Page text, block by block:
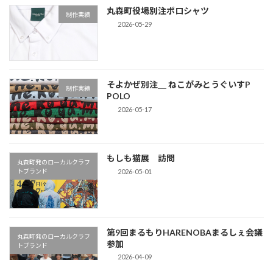
制作実績 丸森町役場別注ポロシャツ
2026-05-29
制作実績
そよかぜ別注＿ ねこがみとうぐいすP
POLO
2026-05-17
丸森町発のローカルクラフ
トブランド
もしも猫展 訪問
2026-05-01
丸森町発のローカルクラフ
トブランド
第9回まるもりHARENOBAまるしぇ会議
参加
2026-04-09